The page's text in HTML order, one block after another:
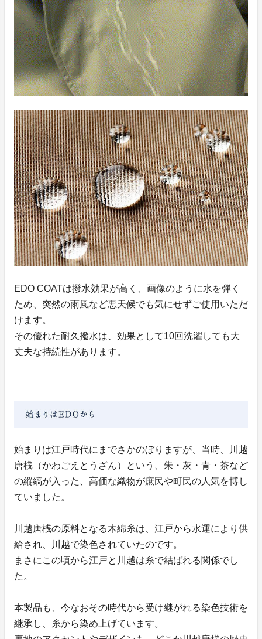
EDO COATは撥水効果が高く、画像のように水を弾く
ため、突然の雨風など悪天候でも気にせずご使用いただ
けます。
その優れた耐久撥水は、効果として10回洗濯しても大
丈夫な持続性があります。
始まりは江戸時代にまでさかのぼりますが、当時、川越
唐桟（かわごえとうざん）という、朱・灰・青・茶など
の縦縞が入った、高価な織物が庶民や町民の人気を博し
ていました。
川越唐桟の原料となる木綿糸は、江戸から水運により供
給され、川越で染色されていたのです。
まさにこの頃から江戸と川越は糸で結ばれる関係でし
た。
本製品も、今なおその時代から受け継がれる染色技術を
継承し、糸から染め上げています。